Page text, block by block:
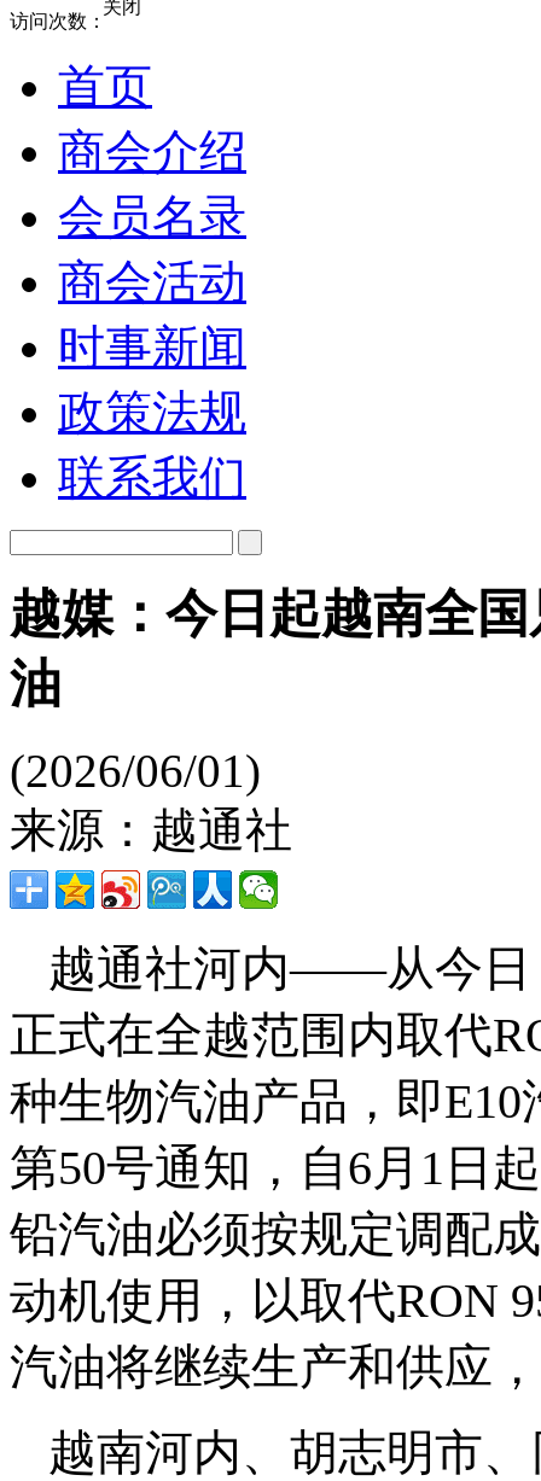
访问次数：
首页
商会介绍
会员名录
商会活动
时事新闻
政策法规
联系我们
越媒：今日起越南全
油
(2026/06/01)
来源：越通社
越通社河内——从今日
正式在全越范围内取代
种生物汽油产品，即E10
第50号通知，自6月1日
铅汽油必须按规定调配
动机使用，以取代RON
汽油将继续生产和供应
越南河内、胡志明市
关闭